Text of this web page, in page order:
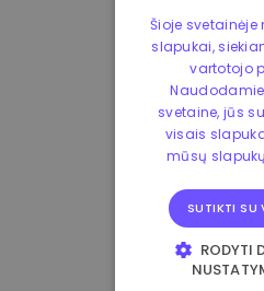
Šioje
slapukai,
vartotojo
svetaine, jūs
visais
mūsų
SUTIKTI SU
RODYTI